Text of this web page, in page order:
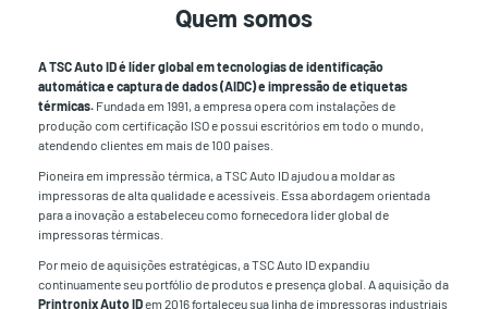
Quem somos
A TSC Auto ID é líder global em tecnologias de identificação
automática e captura de dados (AIDC) e impressão de etiquetas
térmicas. Fundada em 1991, a empresa opera com instalações de
produção com certificação ISO e possui escritórios em todo o mundo,
atendendo clientes em mais de 100 países.
Pioneira em impressão térmica, a TSC Auto ID ajudou a moldar as
impressoras de alta qualidade e acessíveis. Essa abordagem orientada
para a inovação a estabeleceu como fornecedora líder global de
impressoras térmicas.
Por meio de aquisições estratégicas, a TSC Auto ID expandiu
continuamente seu portfólio de produtos e presença global. A aquisição da
Printronix Auto IDem 2016 fortaleceu sua linha de impressoras industriais